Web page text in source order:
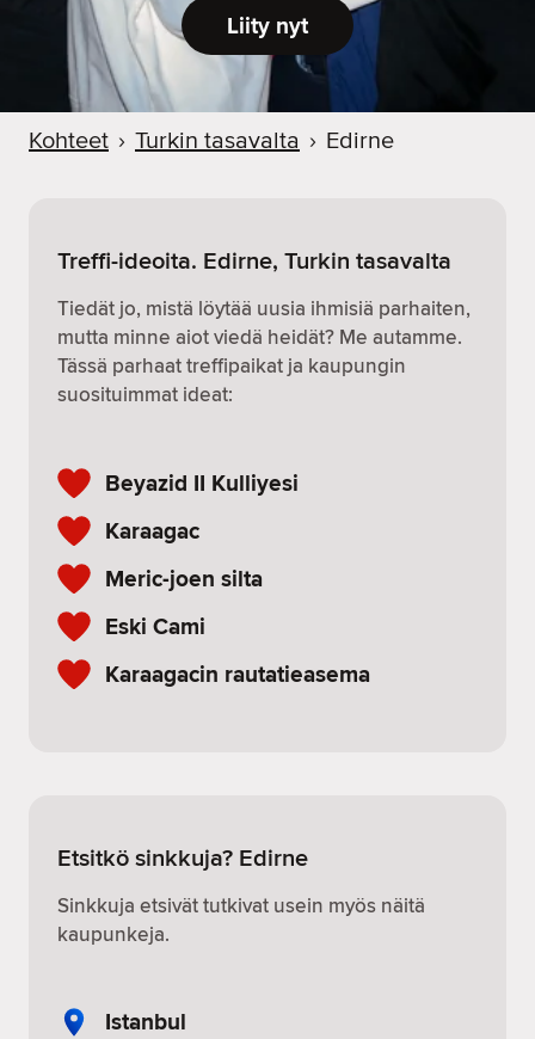
Liity nyt
Kohteet › Turkin tasavalta › Edirne
Treffi-ideoita. Edirne, Turkin tasavalta
Tiedät jo, mistä löytää uusia ihmisiä parhaiten,
mutta minne aiot viedä heidät? Me autamme.
Tässä parhaat treffipaikat ja kaupungin
suosituimmat ideat:
Beyazid II Kulliyesi
Karaagac
Meric-joen silta
Eski Cami
Karaagacin rautatieasema
Etsitkö sinkkuja? Edirne
Sinkkuja etsivät tutkivat usein myös näitä
kaupunkeja.
Istanbul